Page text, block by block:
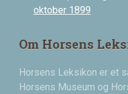
oktober 1899
Om Horsens
Horsens Leksikon er et
Horsens Museum og